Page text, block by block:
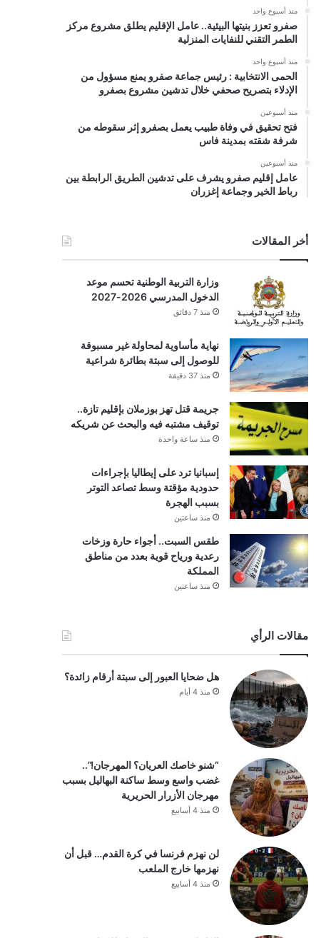
منذ أسبوع واحد
صفرو تعزز بنيتها البيئية.. عامل الإقليم يطلق مشروع مركز
الطمر التقني للنفايات المنزلية
منذ أسبوع واحد
الحمى الانتخابية : رئيس جماعة صفرو يمنع مسؤول من
الإدلاء بتصريح صحفي خلال تدشين مشروع بصفرو
منذ أسبوعين
فتح تحقيق في وفاة طبيب يعمل بصفرو إثر سقوطه من
شرفة شقته بمدينة فاس
منذ أسبوعين
عامل إقليم صفرو يشرف على تدشين الطريق الرابطة بين
رباط الخير وجماعة إغزران
أخر المقالات
وزارة التربية الوطنية تحسم موعد
الدخول المدرسي 2026-2027
منذ 7 دقائق
نهاية مأساوية لمحاولة غير مسبوقة
للوصول إلى سبتة بطائرة شراعية
منذ 37 دقيقة
جريمة قتل تهز بوزملان بإقليم تازة..
توقيف مشتبه فيه والبحث عن شريكه
منذ ساعة واحدة
إسبانيا ترد على إيطاليا بإجراءات
حدودية مؤقتة وسط تصاعد التوتر
بسبب الهجرة
منذ ساعتين
طقس السبت.. أجواء حارة وزخات
رعدية ورياح قوية بعدد من مناطق
المملكة
منذ ساعتين
مقالات الرأي
هل ضحايا العبور إلى سبتة أرقام زائدة؟
منذ 4 أيام
“شنو خاصك العريان؟ المهرجان!”..
غضب واسع وسط ساكنة البهاليل بسبب
مهرجان الأزرار الحريرية
منذ 4 أسابيع
لن نهزم فرنسا في كرة القدم… قبل أن
نهزمها خارج الملعب
منذ 4 أسابيع